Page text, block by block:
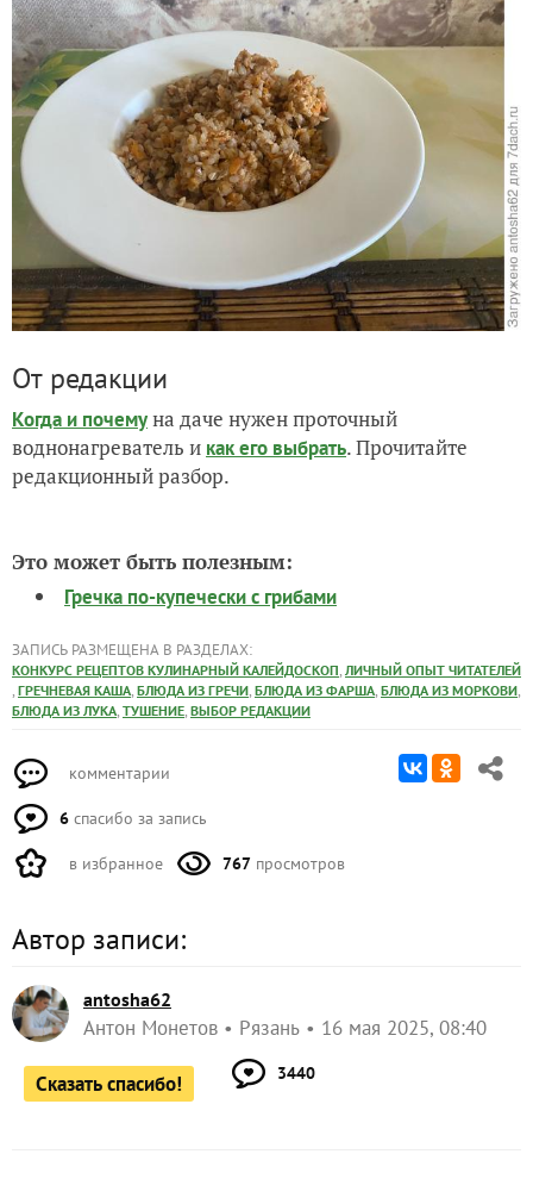
От редакции
Когда и почемуна даче нужен проточный
воднонагреватель и как его выбрать. Прочитайте
редакционный разбор.
Это может быть полезным:
Гречка по-купечески с грибами
ЗАПИСЬ РАЗМЕЩЕНА В РАЗДЕЛАХ:
КОНКУРС РЕЦЕПТОВ КУЛИНАРНЫЙ КАЛЕЙДОСКОП, ЛИЧНЫЙ ОПЫТ ЧИТАТЕЛЕЙ
, ГРЕЧНЕВАЯ КАША, БЛЮДА ИЗ ГРЕЧИ, БЛЮДА ИЗ ФАРША, БЛЮДА ИЗ МОРКОВИ,
БЛЮДА ИЗ ЛУКА, ТУШЕНИЕ, ВЫБОР РЕДАКЦИИ
комментарии
6 спасибо за запись
в избранное 767 просмотров
Автор записи:
antosha62
Антон Монетов Рязань 16 мая 2025, 08:40
Сказать спасибо! 3440